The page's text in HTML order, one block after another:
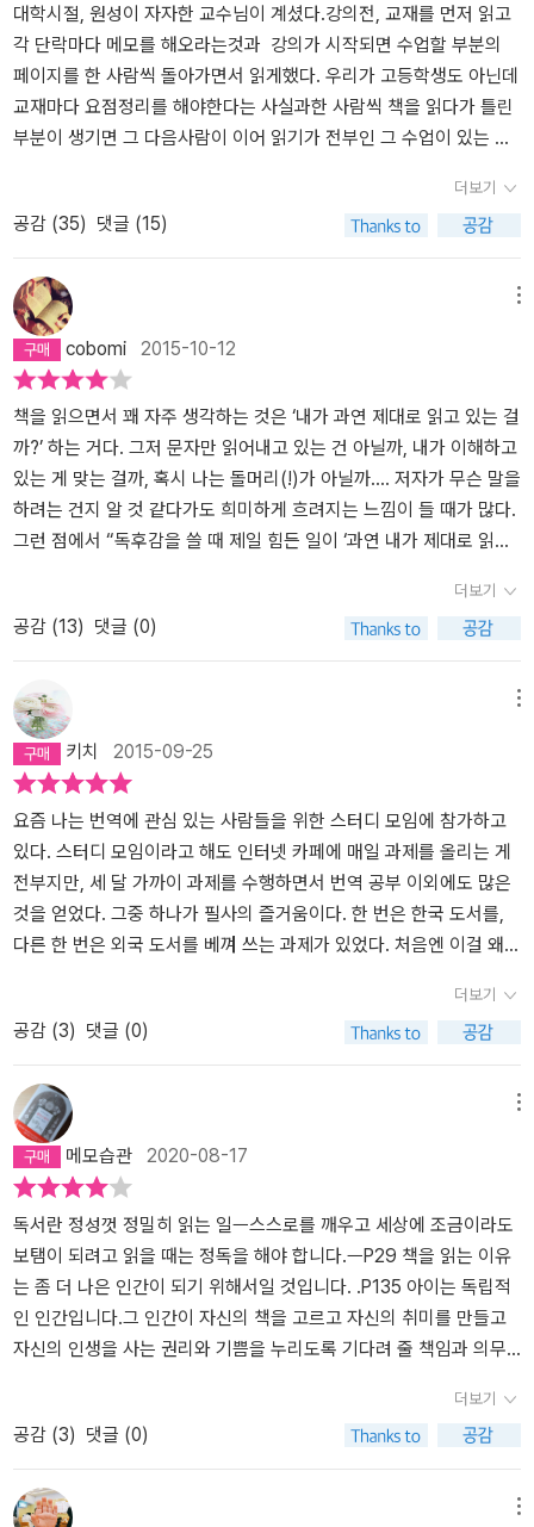
대학시절, 원성이 자자한 교수님이 계셨다.강의전, 교재를 먼저 읽고
각 단락마다 메모를 해오라는것과 강의가 시작되면 수업할 부분의
페이지를 한 사람씩 돌아가면서 읽게했다. 우리가 고등학생도 아닌데
교재마다 요점정리를 해야한다는 사실과한 사람씩 책을 읽다가 틀린
부분이 생기면 그 다음사람이 이어 읽기가 전부인 그 수업이 있는 날
아니였다.수업과도 영 관계없는 신문 스크랩 과제를 내주셨는데, 한
가지 주제에 상반된 의견이있는 기사를 찾아오라는것이였다. 교수라
는 직책에 비해젊어보이는 외모,독특한 수업 진행방식때문에 쑥덕쑥
덕흉을 보곤 했는데..... 세월이 흐르고 보니,새로운 학문을 익히는데
단락정리 만큼 중요한 일이 없고,소리를 내어 귀로 듣는 낭독은 묵독
만큼이나책을 꼼꼼하게 읽을 수 있다는 사실과한 가지 주제에 상반
된 의견을 비교하므로써치우치지 않고사고를 확장 시킬수 있음을 깨
달았다. 김이경 저자의 책 <책 먹는 법>을 읽으며그 시절의 일들이
주마등처럼 스쳐지났다. 식자우환識字憂患,이란 단어가 나를 향한
말인듯 낯뜨겁고 부끄럽게도 느꼈다. 늘 정독精讀의 중요성을 알면
서도 대충 흘려버리는못난 버릇을 향한 일침이더욱 마음속을 파고들
었다. ' 심심풀이 삼아서 재미로 읽는 거라면대충 읽어도 됩니다. 하지
을 해야 합니다. 즉 독서의 사회적 책임을 생각 할 때 정독은 선택이
아니라 필수 입니다.쓴 사람의 피땀어린 공력, 만든 사람의 수고로움,
그걸 읽고 살아갈 내 삶의 소중함 그리고 내가 이 모든 사람들과 함께
만들어 갈 세상을 생각하면정성껏 정밀히 읽는 게 당연하지요.이 책
에서 이야기하는 여러 독서법도 바로 이 '정성껏 정밀히' 읽는 법에 관
한 것입니다. 글자 하나도 그냥 넘기지 않는 꼼꼼함은 그 출발이라 할
수 있지요' p55 ' 눈 밝은 독자가 눈 밝은 저자를 만들고 그들이 밝은
사회를 만듭니다. 이것이야 말로골방 안의 독서가 골방을 벗어난 사
회적인 행위가되는 까닭이며, 정독을 해야 하는 이유 입니다'p58 책
을 읽을때 마다문제가 되는 자세.노트와 필기구를 옆에 끼고 책상에
앉아 읽는 날이면한 글자라도 더 들여다보고필기하느라 적당한 스톱
을 즐기며읽곤 하는데, 피곤하다, 허리가 아프다는 핑계삼아이불에
고를 외치며질주하는 나를 통제하지 못하곤 했다.적어야할 문구도,
붙여야할 포스트잇도저멀리 던져둔채로. 그래서 '불편한 독서를 하
자'라던저자의 글귀에 눈길이 멈췄다.책을 읽는 이유가 재미를 위해
서가 아니라, 삶이 던지는 문제를 찾아가는과정을 위해서라면 적어도
그렇다면.조금쯤 불편해지는 독서를 해보자는것이다. ' 다만 자기 인
생에 중요한 문제가 있고,그 문제의 해결책을 찾는 과정에서어떤 책
이 이정표가 될 것 같은데 쉬 이해되지 않는다면, 그때는 이렇게베껴
쓰고 해석하고 첨삭하면서 집중해서 읽을필요가 있습니다.... 정말 중
요한 건 지금 왜 그 책을 읽는지,오래전 살았던 그들에게서 내가 구하
는 것이무엇인지 그들을 통해 내가 구성한 새로운삶의 원리가 지금
이 시대의 삶의 문제에 얼마나 유효하며 얼마나 설득력이 있느냐하는
것p163' 현재 가장 큰 고민이라면..분야를 확장하지 못한다는 점이
까. 그런데 막상 고전을 찾아 읽어보려고 해도혼자 해결하기 어려운
부분들이 꽤 있어 시작하기 두렵다는 생각이 든다.요 근래에 읽었던
신영복 선생님의<담론>은 종횡무진 펼쳐지는 동서양사 가 내겐 버
겁고 스스로가위축된 시간이였던거 같다. 이렇게 버겁다고 생각될때
더보기
공감 (35) 댓글 (15)
cobomi 2015-10-12
책을 읽으면서 꽤 자주 생각하는 것은 ‘내가 과연 제대로 읽고 있는 걸
까?’ 하는 거다. 그저 문자만 읽어내고 있는 건 아닐까, 내가 이해하고
있는 게 맞는 걸까, 혹시 나는 돌머리(!)가 아닐까…. 저자가 무슨 말을
하려는 건지 알 것 같다가도 희미하게 흐려지는 느낌이 들 때가 많다.
그런 점에서 “독후감을 쓸 때 제일 힘든 일이 ‘과연 내가 제대로 읽은
어렵습니다.”(37쪽)라는 저자의 말에 십분 공감했다. 『책 먹는 법』이
라는 심상치 않은 제목의 책을 고른 것도 따지고 보면 ‘책을 제대로 읽
고 싶다’는 내면의 갈증을 해소하기 위해서다. 몇 권의 독서법 책을 읽
었으나 늘 제자리걸음을 반복하는 느낌, 그 답답함을 어떻게 해결할
수 있을까. 결국엔 ‘내 문제’로 고스란히 남겨질 걸 알면서도 조금이나
마 도움을 얻기 위해 책을 펼쳤다. 제목에서 알 수 있듯이 이 책은 독
서법을 다룬다.(아쉽지만(?) 음식을 먹듯이 책을 먹을 수 있는 방법에
관한 건 아니다.) ‘질문하면서 읽는 법’, ‘다독하는 법, 정독하는 법’, ‘어
려운 책 읽는 법’ 등의 소제목처럼 이 책을 독서 스킬을 습득하기 위해
읽을 수도 있다. 애초에 나도 그럴 작정으로 읽기 시작했다. 그러나 읽
어나갈수록 나는 저자가 내게 보낸 편지 혹은 저자의 고백처럼 읽혔
다. 독서에 얽힌 자신만의 경험과 느낌, 추억, 생각 등을 수줍게 털어
덮었다. 중요한 것은 ‘책을 왜 읽는가’, ‘나의 문제, 나의 삶과 어떤 관
련이 있는가’라는 것. 독서가 그저 읽기 위한 읽기가 되고 말 때 그만
큼 비효율적이고 낭비적인 것이 또 있을까. 독서에 대한 저자의 고백
을 듣고 싶은 분, 나는 왜 독서 하(려고하)는가에 대해 곰곰이 생각해
보고 싶은 분들이 읽었으면 좋겠다. 작고 얇은 책이지만 천천히 즐기
면서 먹어보길.
더보기
공감 (13) 댓글 (0)
키치 2015-09-25
요즘 나는 번역에 관심 있는 사람들을 위한 스터디 모임에 참가하고
있다. 스터디 모임이라고 해도 인터넷 카페에 매일 과제를 올리는 게
전부지만, 세 달 가까이 과제를 수행하면서 번역 공부 이외에도 많은
것을 얻었다. 그중 하나가 필사의 즐거움이다. 한 번은 한국 도서를,
다른 한 번은 외국 도서를 베껴 쓰는 과제가 있었다. 처음엔 이걸 왜
의 책을 골랐지만, 두 분 다 필사를 하고 나서 더 좋아하게 되었다. 필
사가 좋다, 즐겁다는 말을 참 많이 들었는데 직접 해보니 정말 그랬다.
이래서 남들이 좋다는 말을 흘려들으면 안 되나 보다.<책 먹는 법>에
는 필사 외에도 책을 읽는 데 도움이 되는 여러 가지 방법이 나와 있
다. 저자 김이경은 작가, 번역자, 편집자, 논술 교사, 독서 모임 강사
등 책과 관한 일을 섭렵하며 단련한 자신만의 독서법을 이 책에 간결
하고도 다부지게 담아냈다. 책을 더 많이 읽고 싶고 잘 읽고 싶지만 방
법을 몰라 고민하는 사람들에게 저자는 먼저 '자신만의 독서법'을 찾
으라고 충고한다. 자신만의 독서법을 찾기 위해서는 먼저 '질문을 잡
아야' 한다. 독재 시대를 살았던 저자는 '어떻게 하면 자유로워질 수
있는가?'라는 질문을 가지고 책을 읽었다. 지금도 그 답을 찾았다고
확언할 수 없지만, 답을 찾는 과정에서 저자의 마음은 전보다 훨씬 단
은 삶으로 인도한 것이다.베스트셀러나 고전 같은 타이틀에 얽매이지
말고 지금 나한테 도움이 되고 매력이 있고 재미가 있는 책을 골라 읽
는다. 남들이 좋다는 책 말고 연애소설이든 만화든 실용서든 구미가
당기는 책 위주로 읽으면 책 읽기가 훨씬 즐거워지고 인생도 풍요로
더보기
공감 (3) 댓글 (0)
메모습관 2020-08-17
독서란 정성껏 정밀히 읽는 일ㅡ스스로를 깨우고 세상에 조금이라도
보탬이 되려고 읽을 때는 정독을 해야 합니다.ㅡP29 책을 읽는 이유
는 좀 더 나은 인간이 되기 위해서일 것입니다. .P135 아이는 독립적
인 인간입니다.그 인간이 자신의 책을 고르고 자신의 취미를 만들고
자신의 인생을 사는 권리와 기쁨을 누리도록 기다려 줄 책임과 의무
다하면 언젠가 성숙한 인간이 우리에게 고맙다고 할 겁니다..삶의 물
음에 답하는 독서(자기 안에 질문이 있을 때 읽으라는 겁니다.).책이
란 알고 싶은 것, 모르는 것이 있을 때 도움을 얻으려 읽는 것입니다..
나를 아는 것, 나의 무지를 깨닫는 것보다 더 큰 앎은 없습니다. 질문
더보기
공감 (3) 댓글 (0)